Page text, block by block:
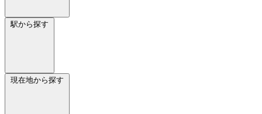
駅から探す
現在地から探す